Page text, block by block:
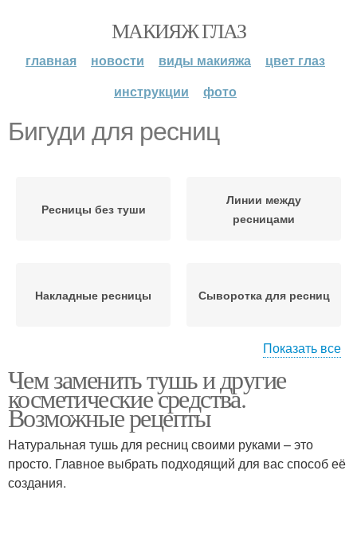
МАКИЯЖ ГЛАЗ
главная новости виды макияжа
цвет глаз
инструкции
фото
Бигуди для ресниц
Ресницы без туши
Линии между
ресницами
Накладные ресницы Сыворотка для ресниц
Средства для ресниц Ботокс для ресниц
Показать все
Чем заменить тушь и другие
косметические средства.
Возможные рецепты
Натуральная тушь для ресниц своими руками – это
просто. Главное выбрать подходящий для вас способ её
создания.